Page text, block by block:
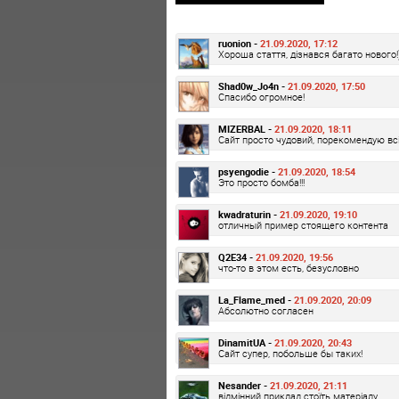
ruonion - 21.09.2020, 17:12
Хороша стаття, дізнався багато
Shad0w_Jo4n - 21.09.2020, 17:50
Спасибо огромное!
MIZERBAL - 21.09.2020, 18:11
Сайт просто чудовий, порекомендую
psyengodie - 21.09.2020, 18:54
Это просто бомба!!!
kwadraturin - 21.09.2020, 19:10
отличный пример стоящего контента
Q2E34 - 21.09.2020, 19:56
что-то в этом есть, безусловно
La_Flame_med - 21.09.2020, 20:09
Абсолютно согласен
DinamitUA - 21.09.2020, 20:43
Сайт супер, побольше бы таких!
Nesander - 21.09.2020, 21:11
відмінний приклад стоїть матеріалу